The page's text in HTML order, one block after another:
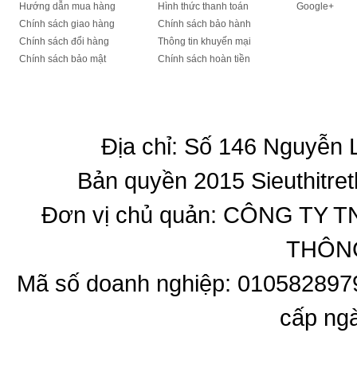
Hướng dẫn mua hàng
Chính sách giao hàng
Chính sách đổi hàng
Chính sách bảo mật
Hình thức thanh toán
Chính sách bảo hành
Thông tin khuyến mại
Chính sách hoàn tiền
Google+
Địa chỉ: Số 146 Nguyễn
Bản quyền 2015
Đơn vị chủ quản: CÔNG TY
Mã số doanh nghiệp:
cấp